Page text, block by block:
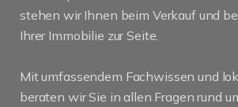
stehen wir Ihnen beim Verkauf und
Ihrer Immobilie zur Seite.
Mit umfassendem Fachwissen und
beraten wir Sie in allen Fragen rund